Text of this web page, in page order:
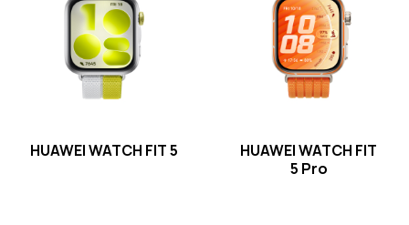
HUAWEI WATCH FIT 4
تعرّف على المزيد
HUAWEI WATCH FIT
5 Pro
HUAWEI WATCH FIT 5